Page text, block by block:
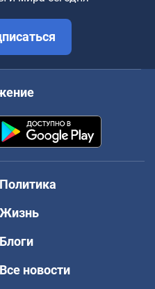
Политика
Жизнь
Блоги
Все новости